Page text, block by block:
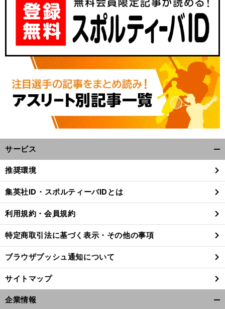
サービス
閉
る
推奨環境
集英社ID・スポルティーバIDとは
利用規約・会員規約
特定商取引法に基づく表示・その他の事項
ブラウザプッシュ通知について
サイトマップ
企業情報